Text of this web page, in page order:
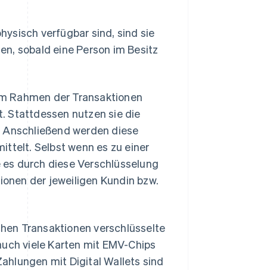
verfügbar sind, sind sie
sobald eine Person im Besitz
Rahmen der Transaktionen
Stattdessen nutzen sie die
werden diese
Selbst wenn es zu einer
durch diese Verschlüsselung
der jeweiligen Kundin bzw.
Transaktionen verschlüsselte
viele Karten mit EMV-Chips
mit Digital Wallets sind